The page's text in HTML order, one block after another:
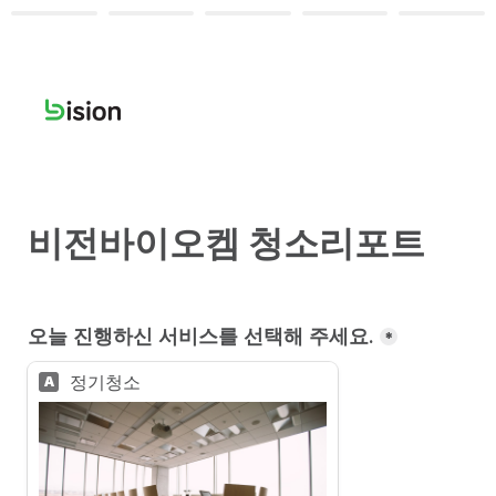
비전바이오켐 청소리포트
오늘 진행하신 서비스를 선택해 주세요. *
A 정기청소